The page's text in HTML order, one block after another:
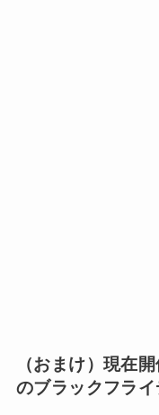
（おまけ）現在
のブラックフラ